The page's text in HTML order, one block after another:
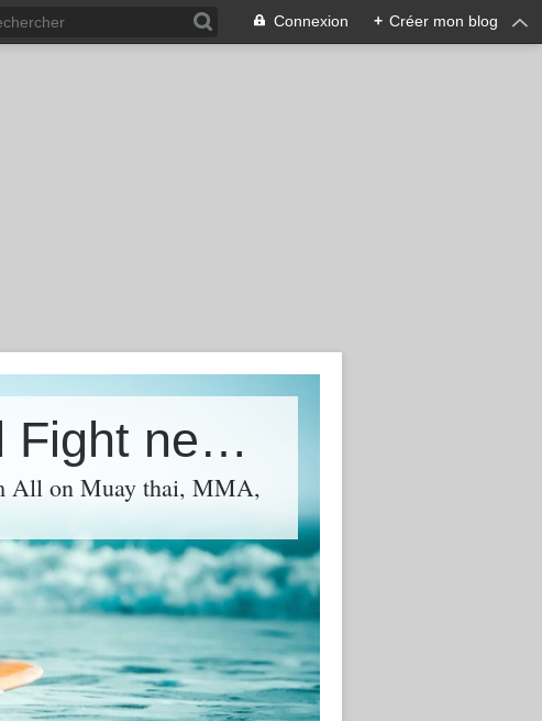
Connexion + Créer mon blog
FFF - Free-Fight Fever - World Fight news &amp; Videos
All on Muay thai, MMA,